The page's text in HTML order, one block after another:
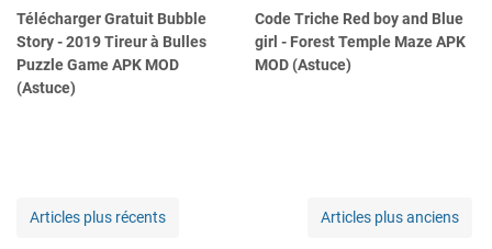
Télécharger Gratuit Bubble
Story - 2019 Tireur à Bulles
Puzzle Game APK MOD
(Astuce)
Code Triche Red boy and Blue
girl - Forest Temple Maze APK
MOD (Astuce)
Articles plus récents Articles plus anciens